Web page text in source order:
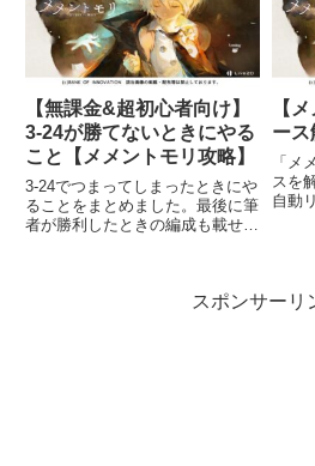
【無課金&超初心者向け】
3-24が勝てないときにやる
こと【メメントモリ攻略】
3-24でつまってしまったときにや
ることをまとめました。最後に筆
者が勝利したときの編成も載せて
やRだけで編成している）と、や
【
ース
「メ
スを
自動
自動
く...
スポンサーリ